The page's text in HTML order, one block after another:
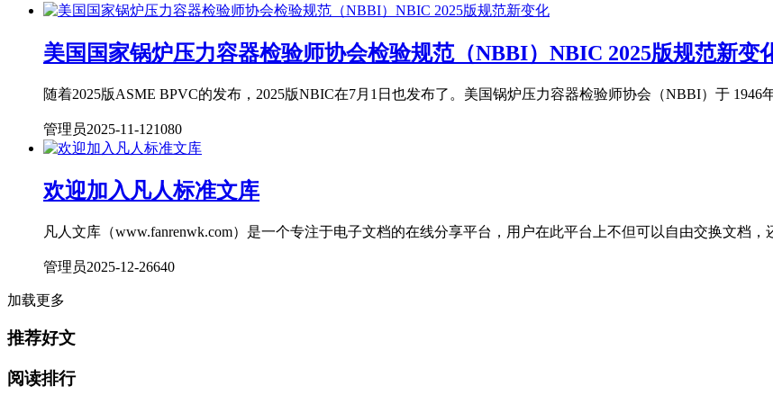
美国国家锅炉压力容器检验师协会检验规范（NBBI）NBIC 2025版规范新变
随着2025版ASME BPVC的发布，2025版NBIC在7月1日也发布了。美国锅炉压力容器检验师协会（NBBI）于 1946
管理员2025-11-121080
欢迎加入凡人标准文库
凡人文库（www.fanrenwk.com）是一个专注于电子文档的在线分享平台，用户在此平台上不但可以自由交换文档
管理员2025-12-26640
加载更多
推荐好文
阅读排行